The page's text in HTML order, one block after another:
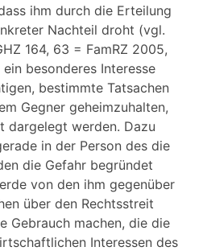
ihm durch die Erteilung
Nachteil droht (vgl.
164, 63 = FamRZ 2005,
besonderes Interesse
bestimmte Tatsachen
Gegner geheimzuhalten,
dargelegt werden. Dazu
in der Person des die
die Gefahr begründet
von den ihm gegenüber
über den Rechtsstreit
Gebrauch machen, die die
Interessen des